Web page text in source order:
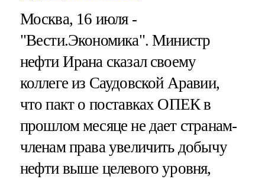
Москва, 16 июля -
"Вести.Экономика".Министр
нефти Ирана сказал своему
коллеге из Саудовской Аравии,
что пакт о поставках ОПЕК в
прошлом месяце не дает странам-
членам права увеличить добычу
нефти выше целевого уровня,